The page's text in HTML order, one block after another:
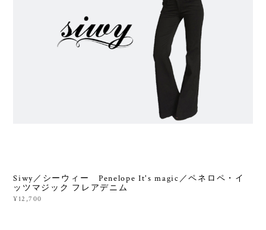
Siwy／シーウィー Penelope It's magic／ペネロペ・イ
ッツマジック フレアデニム
¥12,700